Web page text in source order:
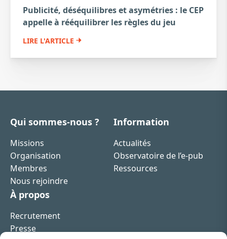
Publicité, déséquilibres et asymétries : le CEP
appelle à rééquilibrer les règles du jeu
LIRE L'ARTICLE
Qui sommes-nous ?
Missions
Organisation
Membres
Nous rejoindre
Information
Actualités
Observatoire de l’e-pub
Ressources
À propos
Recrutement
Presse